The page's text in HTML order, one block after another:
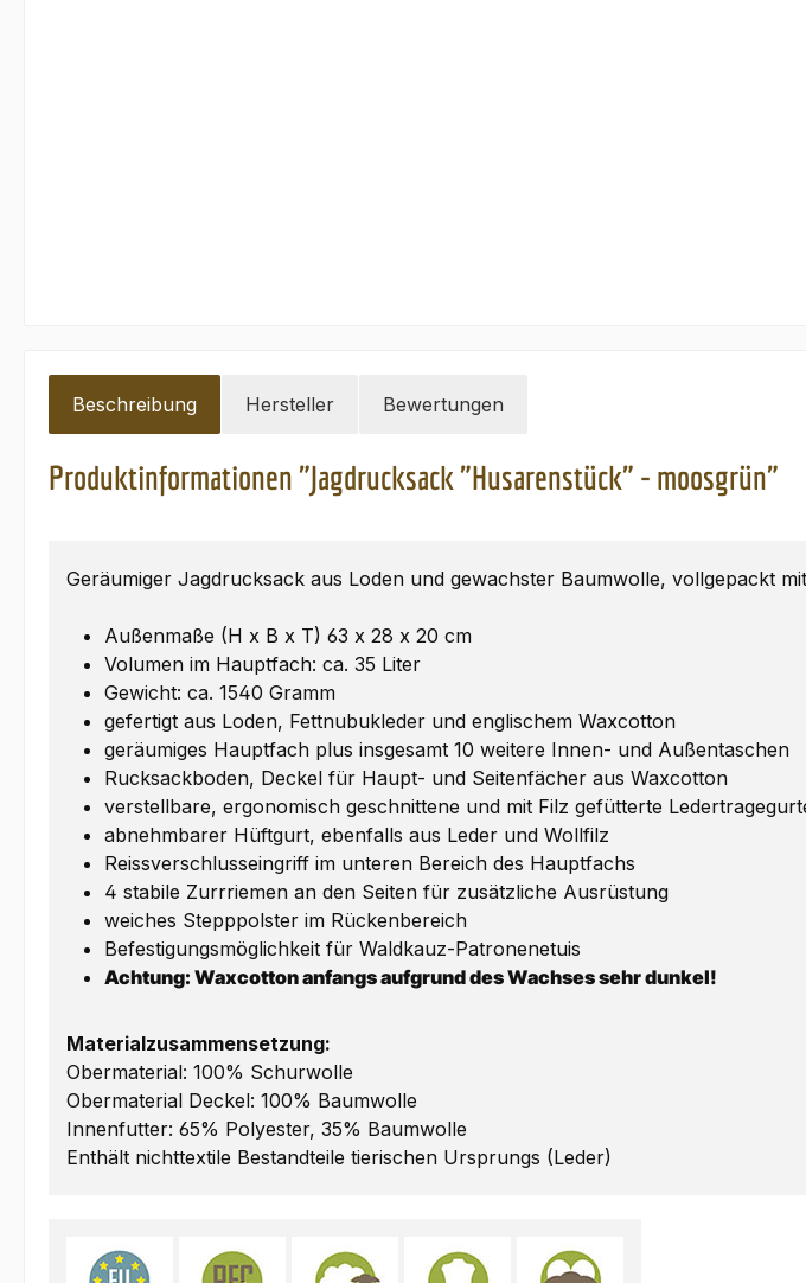
Beschreibung Hersteller Bewertungen
Produktinformationen "Jagdrucksack "Husarenstück" - moosgrün"
Geräumiger Jagdrucksack aus Loden und gewachster Baumwolle, vollgepackt
Außenmaße (H x B x T) 63 x 28 x 20 cm
Volumen im Hauptfach: ca. 35 Liter
Gewicht: ca. 1540 Gramm
gefertigt aus Loden, Fettnubukleder und englischem Waxcotton
geräumiges Hauptfach plus insgesamt 10 weitere Innen- und Außentaschen
Rucksackboden, Deckel für Haupt- und Seitenfächer aus Waxcotton
verstellbare, ergonomisch geschnittene und mit Filz gefütterte
abnehmbarer Hüftgurt, ebenfalls aus Leder und Wollfilz
Reissverschlusseingriff im unteren Bereich des Hauptfachs
4 stabile Zurrriemen an den Seiten für zusätzliche Ausrüstung
weiches Stepppolster im Rückenbereich
Befestigungsmöglichkeit für Waldkauz-Patronenetuis
Achtung: Waxcotton anfangs aufgrund des Wachses sehr dunkel!
Materialzusammensetzung:
Obermaterial: 100% Schurwolle
Obermaterial Deckel: 100% Baumwolle
Innenfutter: 65% Polyester, 35% Baumwolle
Enthält nichttextile Bestandteile tierischen Ursprungs (Leder)